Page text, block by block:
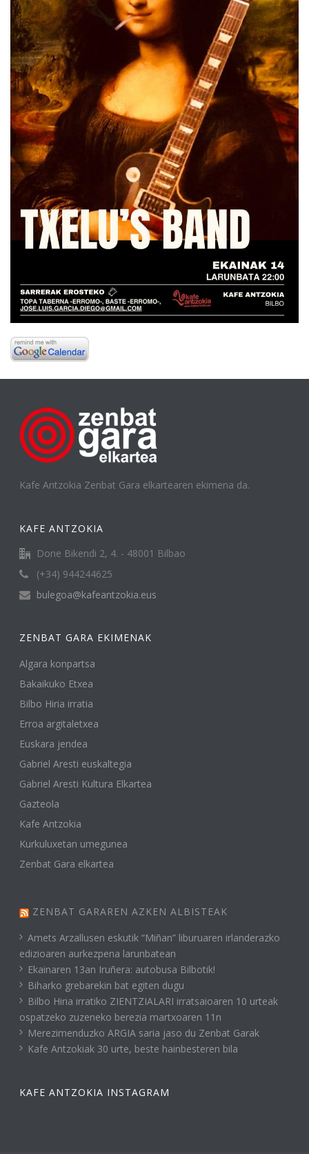
Kafe Antzokia Zenbat Gara elkartearen ekimena da.
KAFE ANTZOKIA
Done Bikendi 2, 4. - 48001 Bilbao
(+34) 944244625
bulegoa@kafeantzokia.eus
ZENBAT GARA EKIMENAK
Algara konpartsa
Bakaikuko Etxea
Bilbo Hiria irratia
Erroa argitaletxea
Euskara jendea
Gabriel Aresti euskaltegia
Gabriel Aresti Kultura Elkartea
Gazteola
Kafe Antzokia
Kurkuluxetan umegunea
Zenbat Gara elkartea
ZENBAT GARAREN AZKEN ALBISTEAK
Amets Arzallusen eskutik “Miñan” liburuaren irlanderazko
edizioaren aurkezpena larunbatean
Ekainaren 13an Iruñera: autobusa Bilbotik!
Biharko grebarekin bat egiten dugu
Bilbo Hiria irratiko ZIENTZIALARI irratsaioaren 10 urteak
ospatzeko zuzeneko berezia martxoaren 11n
Merezimenduzko ARGIA saria jaso du Zenbat Garak
Kafe Antzokiak 30 urte, beste hainbesteren bila
KAFE ANTZOKIA INSTAGRAM